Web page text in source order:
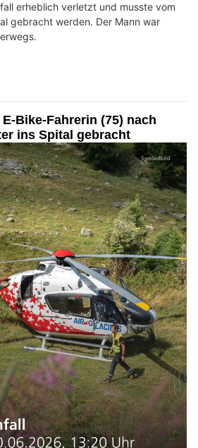
erheblich verletzt und musste vom
gebracht werden. Der Mann war
Bike-Fahrerin (75) nach
ins Spital gebracht